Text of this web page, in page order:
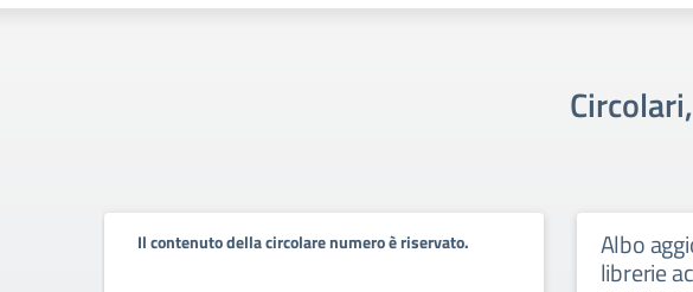
Il contenuto della circolare numero è riservato. Albo
librerie